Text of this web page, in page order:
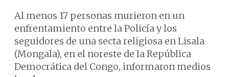
Al menos 17 personas murieron en un
enfrentamiento entre la Policía y los
seguidores de una secta religiosa en Lisala
(Mongala), en el noreste de la República
Democrática del Congo, informaron medios